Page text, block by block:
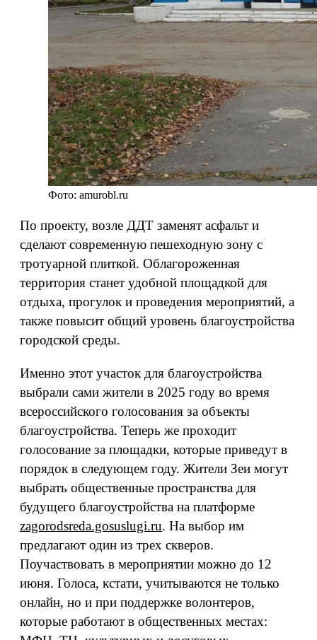
Фото: amurobl.ru
По проекту, возле ДДТ заменят асфальт и
сделают современную пешеходную зону с
тротуарной плиткой. Облагороженная
территория станет удобной площадкой для
отдыха, прогулок и проведения мероприятий, а
также повысит общий уровень благоустройства
городской среды.
Именно этот участок для благоустройства
выбрали сами жители в 2025 году во время
всероссийского голосования за объекты
благоустройства. Теперь же проходит
голосование за площадки, которые приведут в
порядок в следующем году. Жители Зеи могут
выбрать общественные пространства для
будущего благоустройства на платформе
zagorodsreda.gosuslugi.ru. На выбор им
предлагают один из трех скверов.
Поучаствовать в мероприятии можно до 12
июня. Голоса, кстати, учитываются не только
онлайн, но и при поддержке волонтеров,
которые работают в общественных местах: